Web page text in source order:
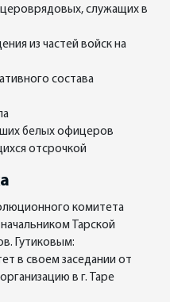
служащих в
из частей войск на
состава
белых офицеров
отсрочкой
комитета
Тарской
Гутиковым:
в своем заседании от
в г. Таре